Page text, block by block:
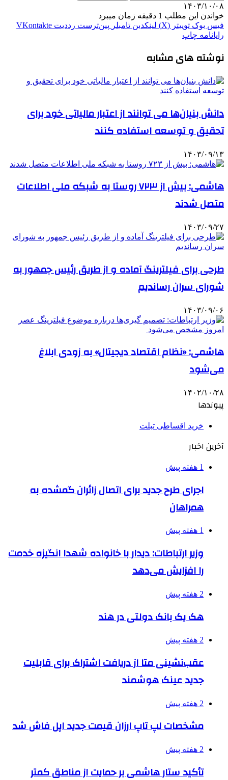
۱۴۰۳/۱۰/۰۸
خواندن این مطلب 1 دقیقه زمان میبرد
فیس بوک توییتر (X) لینکدین ‫تامبلر ‫پین‌ترست ‫رددیت ‫VKontakte
رایانامه چاپ
نوشته های مشابه
دانش بنیان‌ها می توانند از اعتبار مالیاتی خود برای
تحقیق و توسعه استفاده کنند
۱۴۰۳/۰۹/۱۳
هاشمی: بیش از ۷۲۳ روستا به شبکه ملی اطلاعات
متصل شدند
۱۴۰۳/۰۹/۲۷
طرحی برای فیلترینگ آماده و از طریق رئیس جمهور به
شورای سران رساندیم
۱۴۰۳/۰۹/۰۶
هاشمی: «نظام اقتصاد دیجیتال» به زودی ابلاغ
می‌شود
۱۴۰۲/۱۰/۲۸
پیوندها
خرید اقساطی تبلت
آخرین اخبار
1 هفته پیش
اجرای طرح جدید برای اتصال زائران گمشده به
همراهان
1 هفته پیش
وزیر ارتباطات: دیدار با خانواده شهدا انگیزه خدمت
را افزایش می‌دهد
2 هفته پیش
هک یک بانک دولتی در هند
2 هفته پیش
عقب‌نشینی متا از دریافت اشتراک برای قابلیت
جدید عینک هوشمند
2 هفته پیش
مشخصات لپ تاپ ارزان قیمت جدید اپل فاش شد
2 هفته پیش
تأکید ستار هاشمی بر حمایت از مناطق کمتر